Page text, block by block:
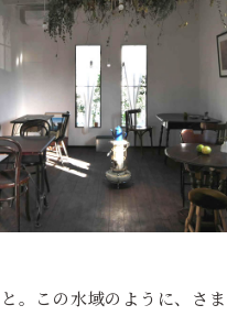
。この水域のように、さ